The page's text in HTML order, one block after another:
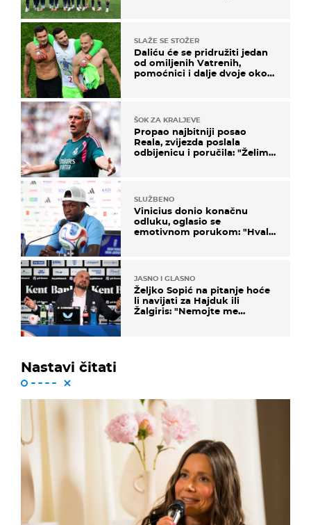
SLAŽE SE STOŽER
Daliću će se pridružiti jedan
od omiljenih Vatrenih,
pomoćnici i dalje dvoje oko
ŠOK ZA KRALJEVE
Propao najbitniji posao
Reala, zvijezda poslala
odbijenicu i poručila: "Želim
SLUŽBENO
Vinicius donio konačnu
odluku, oglasio se
emotivnom porukom: "Hvala
JASNO I GLASNO
Željko Sopić na pitanje hoće
li navijati za Hajduk ili
Žalgiris: "Nemojte me
Nastavi čitati